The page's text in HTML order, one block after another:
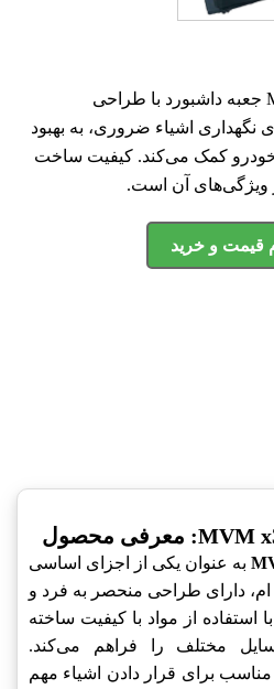
جعبه داشبورد MVM x33 new جعبه داشبورد با طراحی
نگهداری اشیاء ضروری، به بهبود
خودرو کمک می‌کند. کیفیت ساخت
ویژگی‌های آن است.
قیمت و خرید
به عنوان یکی از اجزای اساسی
دارای طراحی منحصر به فرد و
استفاده از مواد با کیفیت ساخته
مختلف را فراهم می‌کند.
برای قرار دادن اشیاء مهم